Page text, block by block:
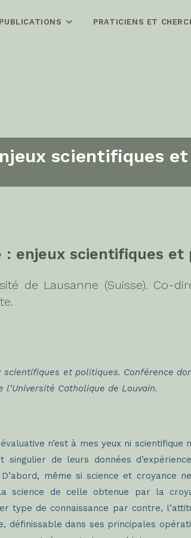
PUBLICATIONS PRATICIENS ET
scientifiques
enjeux scientifiques et
de Lausanne (Suisse). Co-
et politiques. Conférence
Catholique de Louvain.
n’est à mes yeux ni scientifique
de leurs données
même si science et croyance
science de celle obtenue par la
type de connaissance par contre,
définissable dans ses principales